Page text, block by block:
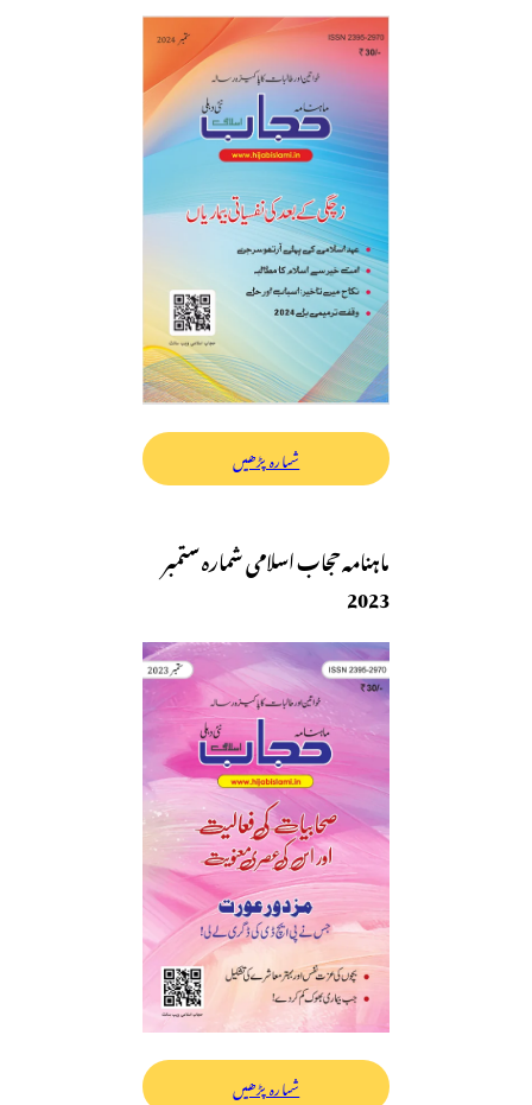
شمارہ پڑھیں
ماہنامہ حجاب اسلامی شمارہ ستمبر
2023
شمارہ پڑھیں